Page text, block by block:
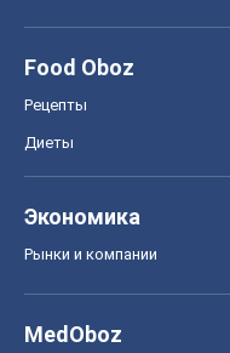
Food Oboz
Рецепты
Диеты
Экономика
Рынки и компании
MedOboz